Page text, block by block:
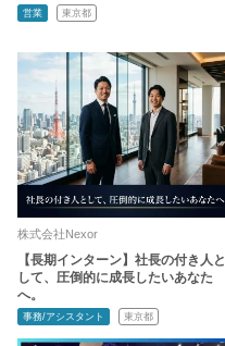
営業 東京都
株式会社Nexor
【長期インターン】社長の付き人と
して、圧倒的に成長したいあなた
へ。
事務/アシスタント 東京都